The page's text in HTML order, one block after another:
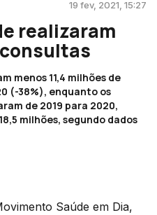
19 fev, 2021, 15:27
realizaram
menos 11,4 milhões de
(-38%), enquanto os
de 2019 para 2020,
milhões, segundo dados
Saúde em Dia,